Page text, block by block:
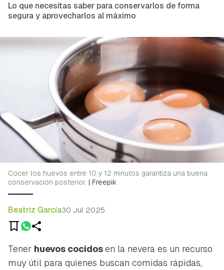
Lo que necesitas saber para conservarlos de forma
segura y aprovecharlos al máximo
Cocer los huevos entre 10 y 12 minutos garantiza una buena
conservación posterior. | Freepik
Beatriz García30 Jul 2025
Tener huevos cocidosen la nevera es un recurso
muy útil para quienes buscan comidas rápidas,